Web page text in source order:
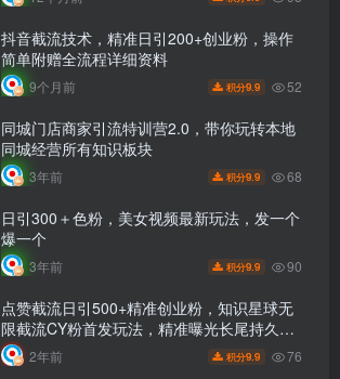
抖音截流技术，精准日引200+创业粉，操作
简单附赠全流程详细资料
9个月前 积分9.9 52
同城门店商家引流特训营2.0，带你玩转本地
同城经营所有知识板块
3年前 积分9.9 68
日引300＋色粉，美女视频最新玩法，发一个
爆一个
3年前 积分9.9 90
点赞截流日引500+精准创业粉，知识星球无
限截流CY粉首发玩法，精准曝光长尾持久，
日进线500+
2年前 积分9.9 76